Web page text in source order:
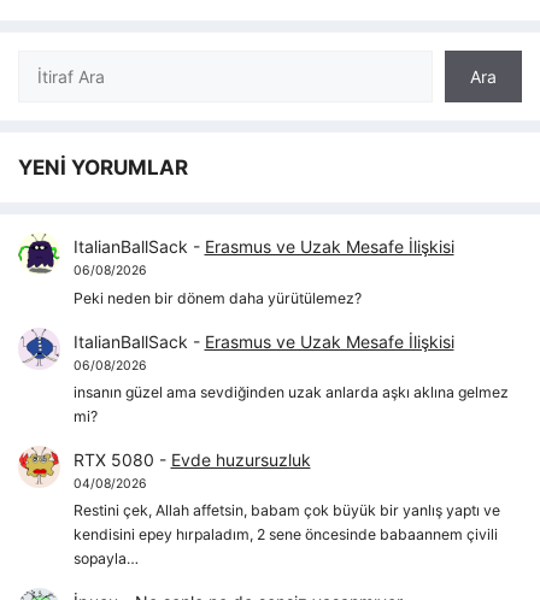
Ara
Ara
YENİ YORUMLAR
ItalianBallSack - Erasmus ve Uzak Mesafe İlişkisi
06/08/2026
Peki neden bir dönem daha yürütülemez?
ItalianBallSack - Erasmus ve Uzak Mesafe İlişkisi
06/08/2026
insanın güzel ama sevdiğinden uzak anlarda aşkı aklına gelmez
mi?
RTX 5080 - Evde huzursuzluk
04/08/2026
Restini çek, Allah affetsin, babam çok büyük bir yanlış yaptı ve
kendisini epey hırpaladım, 2 sene öncesinde babaannem çivili
sopayla…